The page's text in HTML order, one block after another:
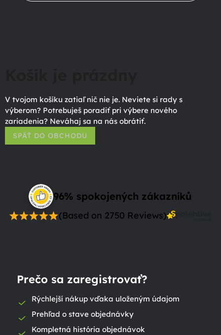
V tvojom košíku zatiaľ nič nie je. Neviete si rady s
výberom? Potrebuješ poradiť pri výbere nového
zariadenia? Neváhaj sa na nás obrátiť.
SPÄŤ DO OBCHODU
96% spokojených zákazníků
(Based on 2750 Reviews)
Prečo sa zaregistrovať?
Rýchlejší nákup vďaka uloženým údajom
Prehľad o stave objednávky
Kompletná história objednávok